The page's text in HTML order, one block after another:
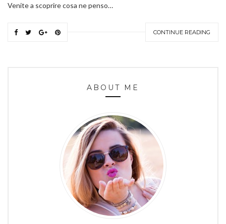
Venite a scoprire cosa ne penso…
CONTINUE READING
ABOUT ME